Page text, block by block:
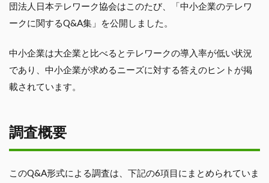
団法人日本テレワーク協会はこのたび、「中小企業のテレワ
ークに関するQ&A集」を公開しました。
中小企業は大企業と比べるとテレワークの導入率が低い状況
であり、中小企業が求めるニーズに対する答えのヒントが掲
載されています。
調査概要
このQ&A形式による調査は、下記の6項目にまとめられていま